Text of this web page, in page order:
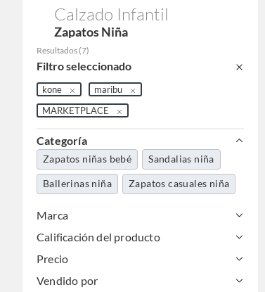
Calzado Infantil
Zapatos Niña
Resultados (7)
Filtro seleccionado
kone
maribu
MARKETPLACE
Categoría
Zapatos niñas bebé Sandalias niña
Ballerinas niña Zapatos casuales niña
Marca
Calificación del producto
Precio
Vendido por